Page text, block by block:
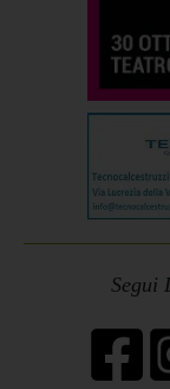
Segui